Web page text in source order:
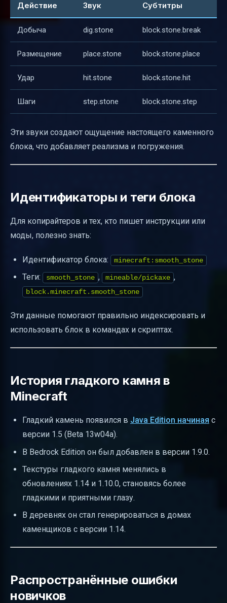
Действие Звук Субтитры
Добыча dig.stone block.stone.break
Размещение place.stone block.stone.place
Удар hit.stone block.stone.hit
Шаги step.stone block.stone.step
Эти звуки создают ощущение настоящего каменного
блока, что добавляет реализма и погружения.
Идентификаторы и теги блока
Для копирайтеров и тех, кто пишет инструкции или
моды, полезно знать:
Идентификатор блока: minecraft:smooth_stone
Теги: smooth_stone , mineable/pickaxe ,
block.minecraft.smooth_stone
Эти данные помогают правильно индексировать и
использовать блок в командах и скриптах.
История гладкого камня в
Minecraft
Гладкий камень появился в Java Edition начиная с
версии 1.5 (Beta 13w04a).
В Bedrock Edition он был добавлен в версии 1.9.0.
Текстуры гладкого камня менялись в
обновлениях 1.14 и 1.10.0, становясь более
гладкими и приятными глазу.
В деревнях он стал генерироваться в домах
каменщиков с версии 1.14.
Распространённые ошибки
новичков